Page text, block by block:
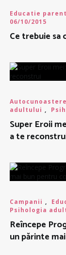
Educatie
06/10/2015
Ce trebuie
Autocunoastere
adultului ,
Super Eroii
a te
Campanii ,
Psihologia
Reîncepe
un părinte